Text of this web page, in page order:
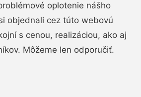
oplotenie nášho
objednali cez túto webovú
s cenou, realizáciou, ako aj
Môžeme len odporučiť.